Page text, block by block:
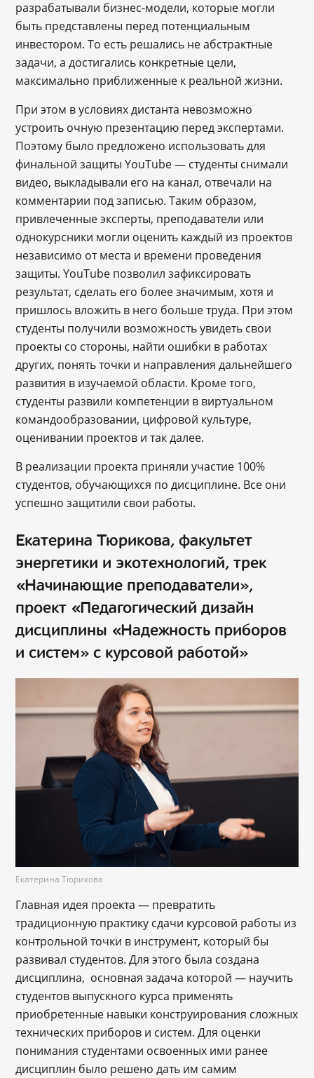
разрабатывали бизнес-модели, которые могли
быть представлены перед потенциальным
инвестором. То есть решались не абстрактные
задачи, а достигались конкретные цели,
максимально приближенные к реальной жизни.
При этом в условиях дистанта невозможно
устроить очную презентацию перед экспертами.
Поэтому было предложено использовать для
финальной защиты YouTube — студенты снимали
видео, выкладывали его на канал, отвечали на
комментарии под записью. Таким образом,
привлеченные эксперты, преподаватели или
однокурсники могли оценить каждый из проектов
независимо от места и времени проведения
защиты. YouTube позволил зафиксировать
результат, сделать его более значимым, хотя и
пришлось вложить в него больше труда. При этом
студенты получили возможность увидеть свои
проекты со стороны, найти ошибки в работах
других, понять точки и направления дальнейшего
развития в изучаемой области. Кроме того,
студенты развили компетенции в виртуальном
командообразовании, цифровой культуре,
оценивании проектов и так далее.
В реализации проекта приняли участие 100%
студентов, обучающихся по дисциплине. Все они
успешно защитили свои работы.
Екатерина Тюрикова, факультет
энергетики и экотехнологий, трек
«Начинающие преподаватели»,
проект «Педагогический дизайн
дисциплины «Надежность приборов
и систем» с курсовой работой»
Екатерина Тюрикова
Главная идея проекта — превратить
традиционную практику сдачи курсовой работы из
контрольной точки в инструмент, который бы
развивал студентов. Для этого была создана
дисциплина, основная задача которой — научить
студентов выпускного курса применять
приобретенные навыки конструирования сложных
технических приборов и систем. Для оценки
понимания студентами освоенных ими ранее
дисциплин было решено дать им самим